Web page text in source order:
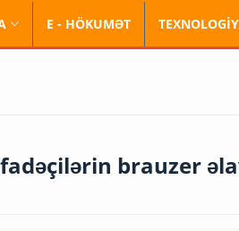
E - HÖKUMƏT
brauzer